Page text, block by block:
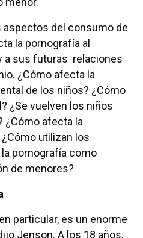
del consumo de
la pornografía al
a sus futuras relaciones
¿Cómo afecta la
de los niños? ¿Cómo
¿Se vuelven los niños
¿Cómo afecta la
utilizan los
pornografía como
de menores?
particular, es un enorme
Jenson. A los 18 años,